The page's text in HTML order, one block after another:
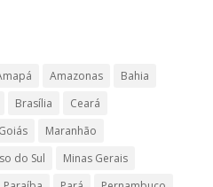
Amazonas
Bahia
Brasília
Ceará
Goiás
Maranhão
do Sul
Minas Gerais